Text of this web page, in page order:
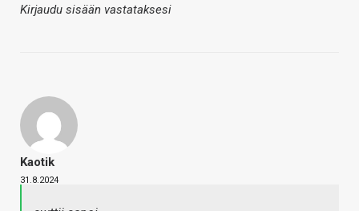
Kirjaudu sisään vastataksesi
Kaotik
31.8.2024